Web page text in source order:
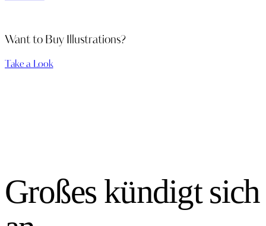
Want to Buy Illustrations?
Take a Look
Großes kündigt sich